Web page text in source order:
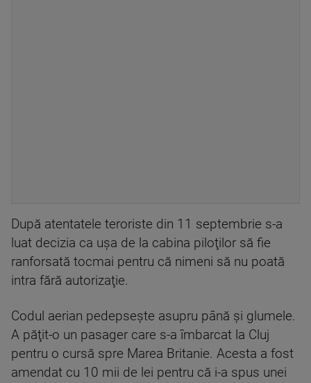
După atentatele teroriste din 11 septembrie s-a
luat decizia ca uşa de la cabina piloţilor să fie
ranforsată tocmai pentru că nimeni să nu poată
intra fără autorizaţie.
Codul aerian pedepseşte asupru până şi glumele.
A păţit-o un pasager care s-a îmbarcat la Cluj
pentru o cursă spre Marea Britanie. Acesta a fost
amendat cu 10 mii de lei pentru că i-a spus unei